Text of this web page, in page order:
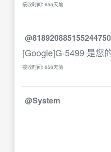
接收时间: 655天前
[Google]G-5499 是您
接收时间: 656天前
@System